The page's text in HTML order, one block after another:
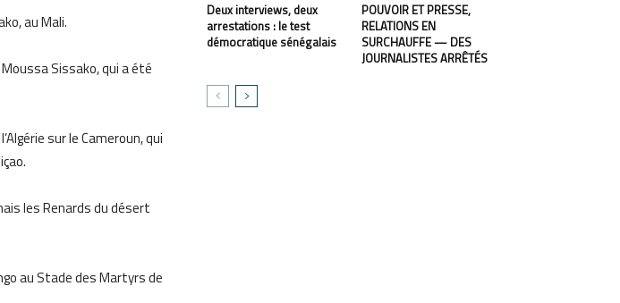
au Mali.
Sissako, qui a été
sur le Cameroun, qui
les Renards du désert
au Stade des Martyrs de
Deux interviews, deux
arrestations : le test
démocratique sénégalais
POUVOIR ET PRESSE,
RELATIONS EN
SURCHAUFFE — DES
JOURNALISTES ARRÊTÉS